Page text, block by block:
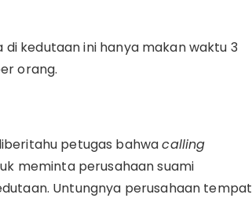
kedutaan ini hanya makan waktu 3
orang.
petugas bahwacalling
meminta perusahaan suami
Untungnya perusahaan tempat